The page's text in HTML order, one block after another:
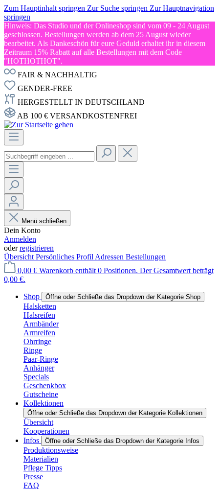
Zum Hauptinhalt springen Zur Suche springen Zur Hauptnavigation
springen
Hinweis: Das Studio und der Onlineshop sind vom 09 - 24 August
geschlossen. Bestellungen werden ab dem 25 August wieder
bearbeitet. Als Dankeschön für eure Geduld erhaltet ihr in diesem
Zeitraum 15% Rabatt auf alle Bestellungen mit dem Code
"HOTHOTHOT".
FAIR & NACHHALTIG
GENDER-FREE
HERGESTELLT IN DEUTSCHLAND
AB 100 € VERSANDKOSTENFREI
Menü schließen
Dein Konto
Anmelden
oderregistrieren
Übersicht Persönliches Profil Adressen Bestellungen
0,00 € Warenkorb enthält 0 Positionen. Der Gesamtwert beträgt
0,00 €.
Shop Öffne oder Schließe das Dropdown der Kategorie Shop
Halsketten
Halsreifen
Armbänder
Armreifen
Ohrringe
Ringe
Paar-Ringe
Anhänger
Specials
Geschenkbox
Gutscheine
Kollektionen
Öffne oder Schließe das Dropdown der Kategorie Kollektionen
Übersicht
Kooperationen
Infos
Öffne oder Schließe das Dropdown der Kategorie Infos
Produktionsweise
Materialien
Pflege Tipps
Presse
FAQ